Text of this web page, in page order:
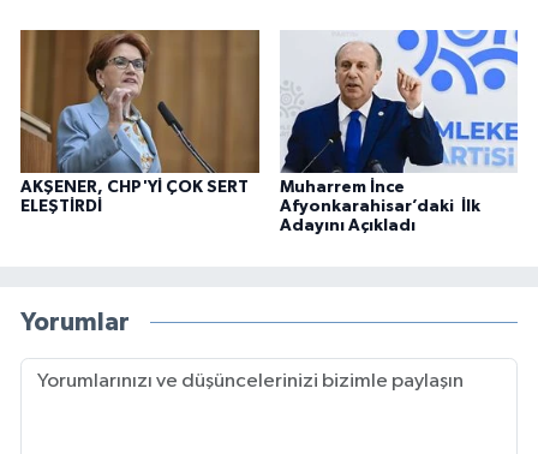
AKŞENER, CHP'Yİ ÇOK SERT
ELEŞTİRDİ
Muharrem İnce
Afyonkarahisar’daki İlk
Adayını Açıkladı
Yorumlar